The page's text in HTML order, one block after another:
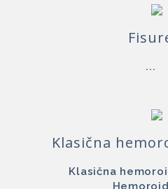
...
Klasična
Klasična